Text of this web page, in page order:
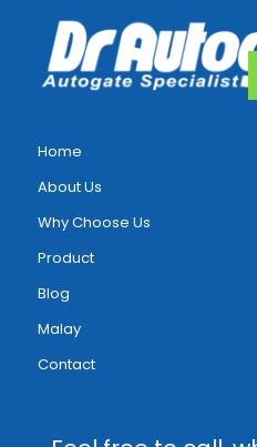
Home
About Us
Why Choose Us
Product
Blog
Malay
Contact